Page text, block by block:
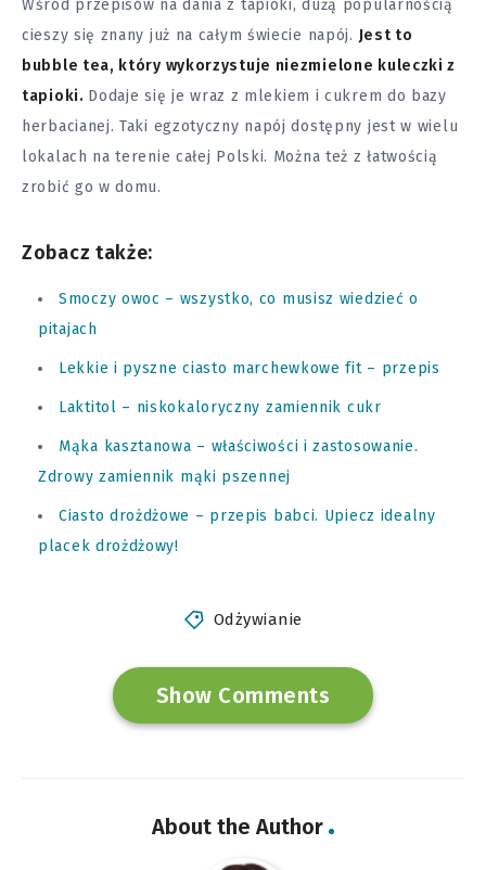
Wśród przepisów na dania z tapioki, dużą popularnością
cieszy się znany już na całym świecie napój. Jest to
bubble tea, który wykorzystuje niezmielone kuleczki z
tapioki. Dodaje się je wraz z mlekiem i cukrem do bazy
herbacianej. Taki egzotyczny napój dostępny jest w wielu
lokalach na terenie całej Polski. Można też z łatwością
zrobić go w domu.
Zobacz także:
Smoczy owoc – wszystko, co musisz wiedzieć o
pitajach
Lekkie i pyszne ciasto marchewkowe fit – przepis
Laktitol – niskokaloryczny zamiennik cukr
Mąka kasztanowa – właściwości i zastosowanie.
Zdrowy zamiennik mąki pszennej
Ciasto drożdżowe – przepis babci. Upiecz idealny
placek drożdżowy!
Odżywianie
Show Comments
About the Author